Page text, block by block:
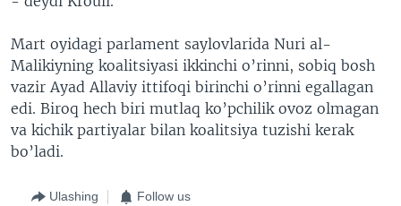
Mart oyidagi parlament saylovlarida Nuri al-
Malikiyning koalitsiyasi ikkinchi o’rinni, sobiq bosh
vazir Ayad Allaviy ittifoqi birinchi o’rinni egallagan
edi. Biroq hech biri mutlaq ko’pchilik ovoz olmagan
va kichik partiyalar bilan koalitsiya tuzishi kerak
bo’ladi.
Ulashing Follow us